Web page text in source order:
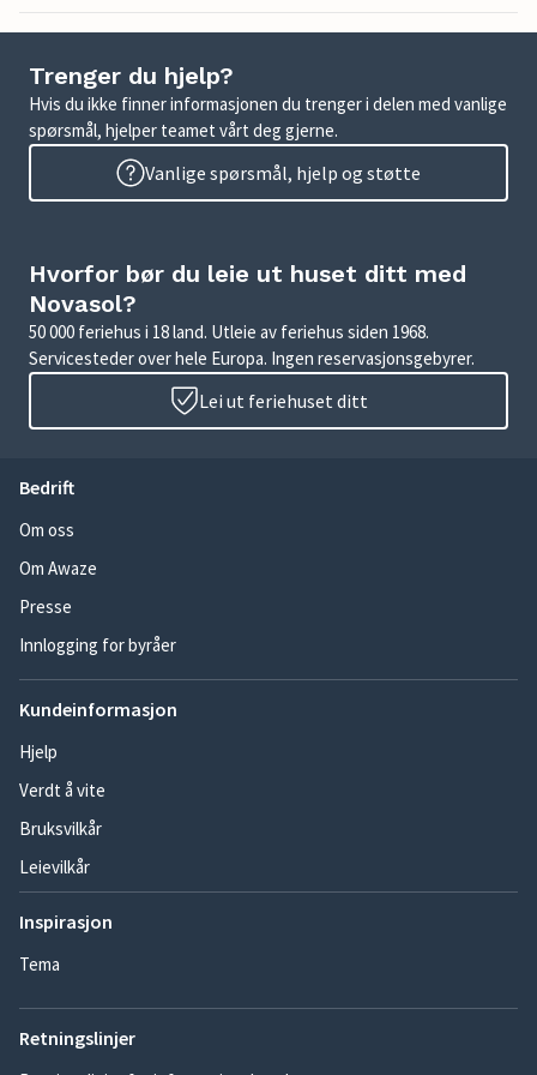
Trenger du hjelp?
Hvis du ikke finner informasjonen du trenger i delen med vanlige
spørsmål, hjelper teamet vårt deg gjerne.
Vanlige spørsmål, hjelp og støtte
Hvorfor bør du leie ut huset ditt med
Novasol?
50 000 feriehus i 18 land. Utleie av feriehus siden 1968.
Servicesteder over hele Europa. Ingen reservasjonsgebyrer.
Lei ut feriehuset ditt
Bedrift
Om oss
Om Awaze
Presse
Innlogging for byråer
Kundeinformasjon
Hjelp
Verdt å vite
Bruksvilkår
Leievilkår
Inspirasjon
Tema
Retningslinjer